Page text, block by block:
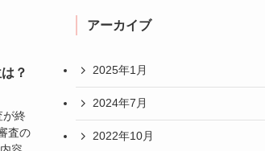
？
が終
査の
アーカイブ
2025年1月
2024年7月
2022年10月